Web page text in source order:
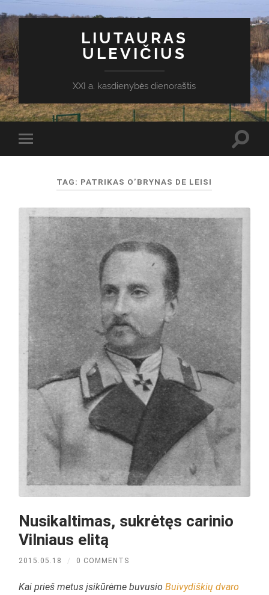
LIUTAURAS
ULEVIČIUS
XXI a. kasdienybės dienoraštis
Toggle
mobile
TAG: PATRIKAS O’BRYNAS DE LEISI
Nusikaltimas, sukrėtęs carinio
Vilniaus elitą
2015.05.18 / 0 COMMENTS
Kai prieš metus įsikūrėme buvusioBuivydiškių dvaro